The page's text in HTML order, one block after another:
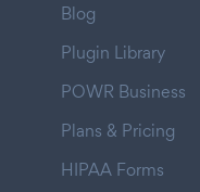
Blog
Plugin Library
POWR Business
Plans & Pricing
HIPAA Forms